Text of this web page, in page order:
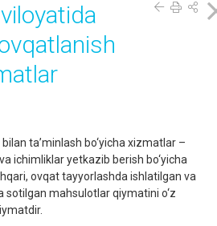
ta’minlash bo‘yicha xizmatlar –
ichimliklar yetkazib berish bo‘yicha
ovqat tayyorlashda ishlatilgan va
sotilgan mahsulotlar qiymatini o‘z